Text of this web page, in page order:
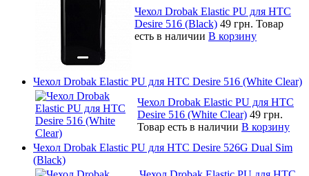
Чехол Drobak Elastic PU для HTC
Desire 516 (Black) 49 грн. Товар
есть в наличии В корзину
Чехол Drobak Elastic PU для HTC Desire 516 (White Clear)
Чехол Drobak Elastic PU для HTC
Desire 516 (White Clear) 49 грн.
Товар есть в наличии В корзину
Чехол Drobak Elastic PU для HTC Desire 526G Dual Sim
(Black)